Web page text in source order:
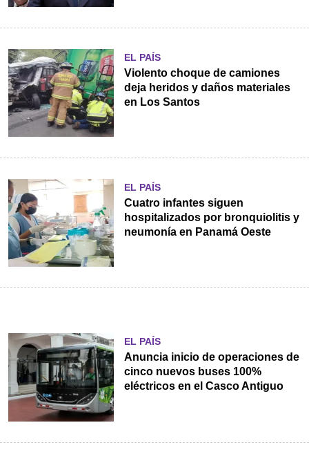
EL PAÍS
Violento choque de camiones
deja heridos y daños materiales
en Los Santos
EL PAÍS
Cuatro infantes siguen
hospitalizados por bronquiolitis y
neumonía en Panamá Oeste
EL PAÍS
Anuncia inicio de operaciones de
cinco nuevos buses 100%
eléctricos en el Casco Antiguo